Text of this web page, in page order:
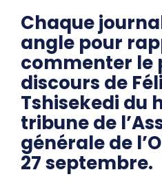
Chaque
angle pour
commenter le
discours de
Tshisekedi du
tribune de
générale de
27 septembre.